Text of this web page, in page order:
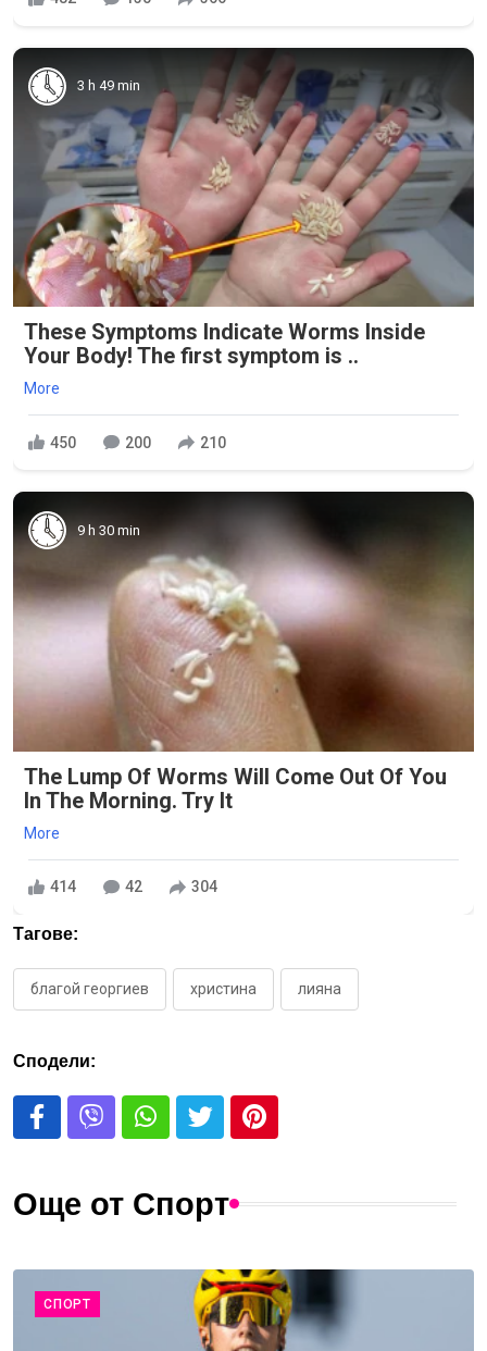
3 h 49 min
These Symptoms Indicate Worms Inside
Your Body! The first symptom is ..
More
450 200 210
9 h 30 min
The Lump Of Worms Will Come Out Of You
In The Morning. Try It
More
414 42 304
Тагове:
благой георгиев христина лияна
Сподели:
Още от Спорт
СПОРТ